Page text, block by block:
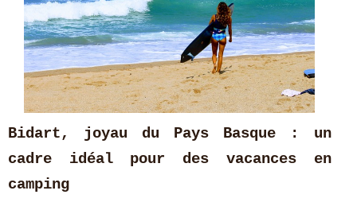
Bidart, joyau du Pays Basque : un
cadre idéal pour des vacances en
camping